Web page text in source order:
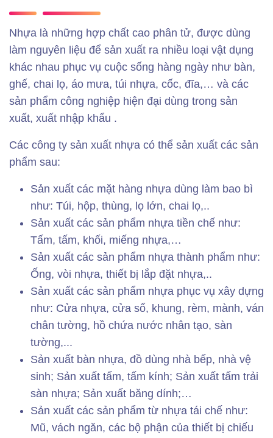
Nhựa là những hợp chất cao phân tử, được dùng
làm nguyên liệu để sản xuất ra nhiều loại vật dụng
khác nhau phục vụ cuộc sống hàng ngày như bàn,
ghế, chai lọ, áo mưa, túi nhựa, cốc, đĩa,… và các
sản phẩm công nghiệp hiện đại dùng trong sản
xuất, xuất nhập khẩu .
Các công ty sản xuất nhựa có thể sản xuất các sản
phẩm sau:
Sản xuất các mặt hàng nhựa dùng làm bao bì
như: Túi, hộp, thùng, lọ lớn, chai lọ,..
Sản xuất các sản phẩm nhựa tiền chế như:
Tấm, tấm, khối, miếng nhựa,…
Sản xuất các sản phẩm nhựa thành phẩm như:
Ống, vòi nhựa, thiết bị lắp đặt nhựa,..
Sản xuất các sản phẩm nhựa phục vụ xây dựng
như: Cửa nhựa, cửa sổ, khung, rèm, mành, ván
chân tường, hồ chứa nước nhân tạo, sàn
tường,...
Sản xuất bàn nhựa, đồ dùng nhà bếp, nhà vệ
sinh; Sản xuất tấm, tấm kính; Sản xuất tấm trải
sàn nhựa; Sản xuất băng dính;…
Sản xuất các sản phẩm từ nhựa tái chế như:
Mũ, vách ngăn, các bộ phận của thiết bị chiếu